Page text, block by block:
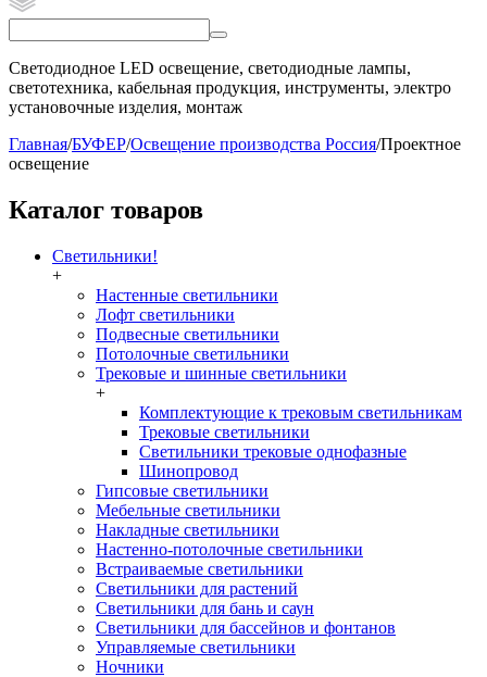
Светодиодное LED освещение, светодиодные лампы,
светотехника, кабельная продукция, инструменты, электро
установочные изделия, монтаж
Главная/БУФЕР/Освещение производства Россия/Проектное
освещение
Каталог товаров
Светильники!
+
Настенные светильники
Лофт светильники
Подвесные светильники
Потолочные светильники
Трековые и шинные светильники
+
Комплектующие к трековым светильникам
Трековые светильники
Светильники трековые однофазные
Шинопровод
Гипсовые светильники
Мебельные светильники
Накладные светильники
Настенно-потолочные светильники
Встраиваемые светильники
Светильники для растений
Светильники для бань и саун
Светильники для бассейнов и фонтанов
Управляемые светильники
Ночники